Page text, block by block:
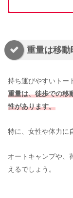
重量は移動
持ち運びやすいトー
重量は、徒歩での移
性があります。
特に、女性や体力に
オートキャンプや、
えるでしょう。